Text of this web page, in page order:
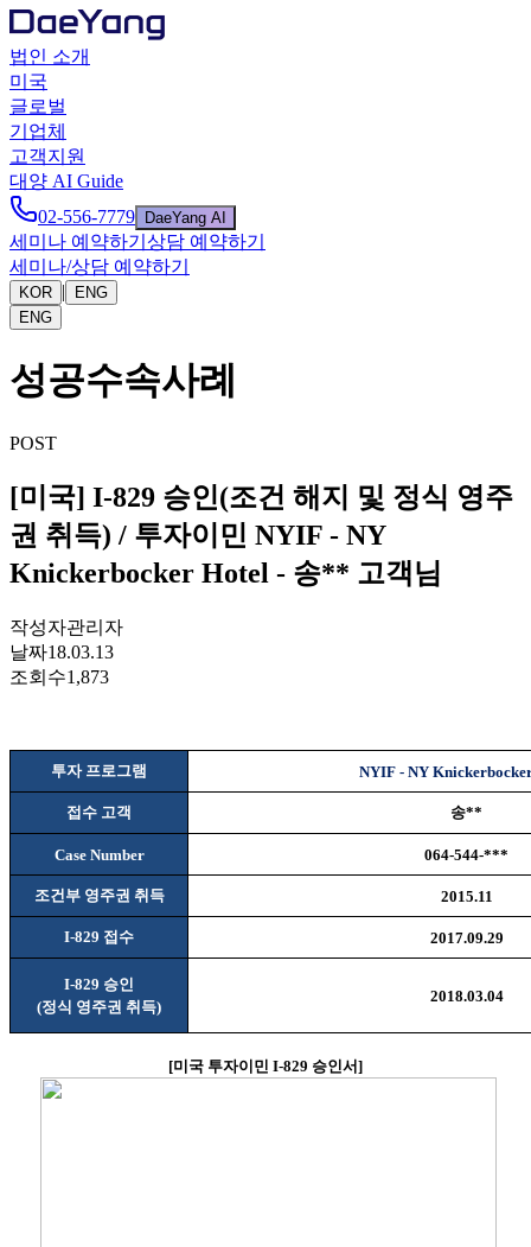
법인 소개
미국
글로벌
기업체
고객지원
대양 AI Guide
02-556-7779
DaeYang AI
세미나 예약하기 상담 예약하기
세미나/상담 예약하기
KOR |
ENG
ENG
성공수속사례
POST
[미국] I-829 승인(조건 해지 및 정식 영주
권 취득) / 투자이민 NYIF - NY
Knickerbocker Hotel - 송** 고객님
작성자관리자
날짜18.03.13
조회수1,873
투자 프로그램 NYIF - NY
접수 고객 송**
Case Number 064-544-***
조건부 영주권 취득 2015.11
I-829 접수 2017.09.29
I-829 승인
(정식 영주권 취득)
2018.03.04
[미국 투자이민 I-829 승인서]